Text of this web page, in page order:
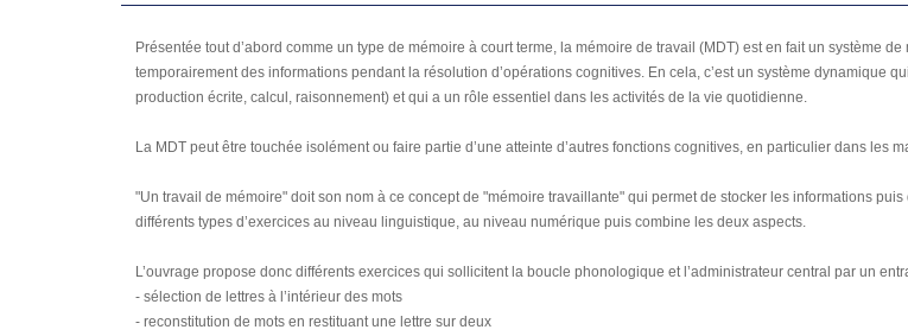
Présentée tout d’abord comme un type de mémoire à court terme, la mémoire de travail (MDT) est en fait un système
temporairement des informations pendant la résolution d’opérations cognitives. En cela, c’est un système dynamique
production écrite, calcul, raisonnement) et qui a un rôle essentiel dans les activités de la vie quotidienne.
La MDT peut être touchée isolément ou faire partie d’une atteinte d’autres fonctions cognitives, en particulier dans les
"Un travail de mémoire" doit son nom à ce concept de "mémoire travaillante" qui permet de stocker les informations
différents types d’exercices au niveau linguistique, au niveau numérique puis combine les deux aspects.
L’ouvrage propose donc différents exercices qui sollicitent la boucle phonologique et l’administrateur central par un
- sélection de lettres à l’intérieur des mots
- reconstitution de mots en restituant une lettre sur deux